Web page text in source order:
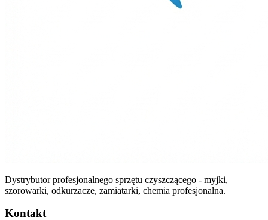
Dystrybutor profesjonalnego sprzętu czyszczącego - myjki,
szorowarki, odkurzacze, zamiatarki, chemia profesjonalna.
Kontakt